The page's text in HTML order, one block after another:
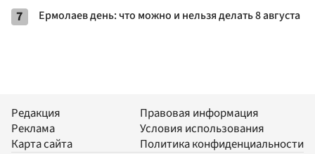
7 Ермолаев день: что можно и нельзя делать 8 августа
Редакция
Реклама
Карта сайта
Правовая информация
Условия использования
Политика конфиденциальности